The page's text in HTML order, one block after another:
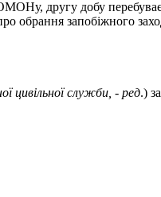
другу добу перебуває
обрання запобіжного
цивільної служби, - ред.)